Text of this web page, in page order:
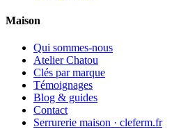
Maison
Qui sommes-nous
Atelier Chatou
Clés par marque
Témoignages
Blog & guides
Contact
Serrurerie maison · cleferm.fr